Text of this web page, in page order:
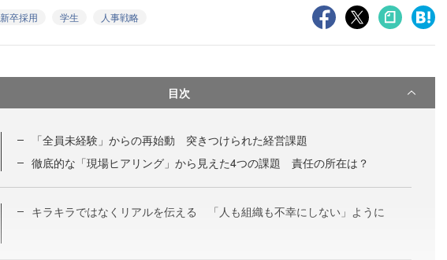
新卒採用 学生 人事戦略
目次
「全員未経験」からの再始動 突きつけられた経営課題
徹底的な「現場ヒアリング」から見えた4つの課題 責任の所在は？
キラキラではなくリアルを伝える 「人も組織も不幸にしない」ように